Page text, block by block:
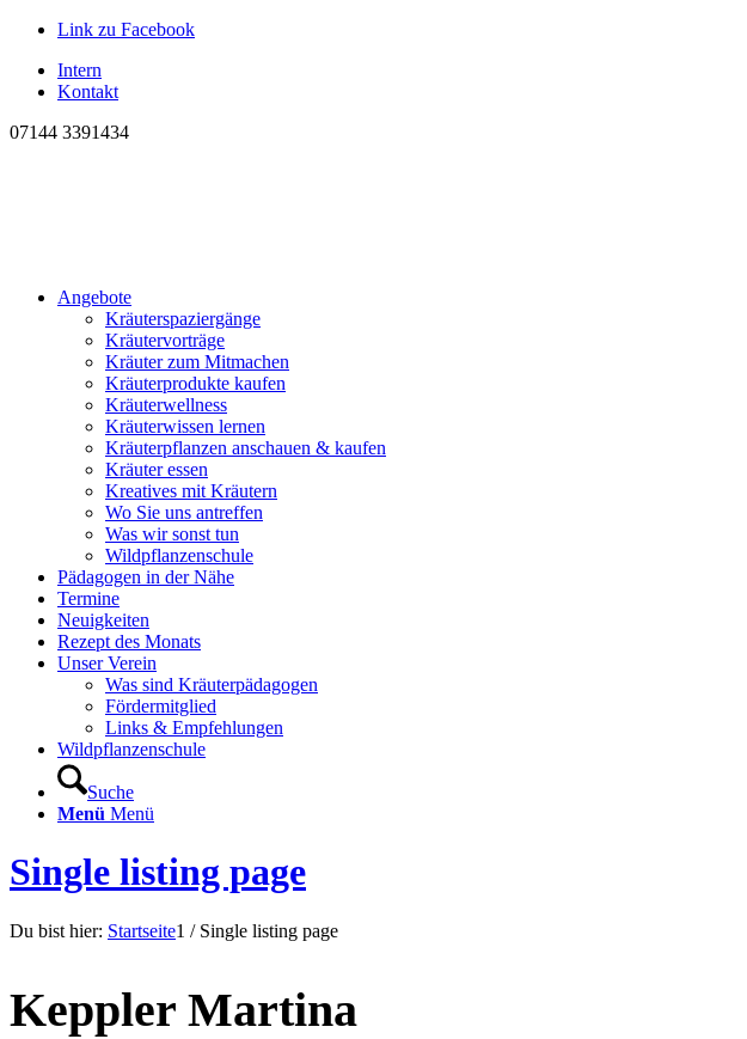
Link zu Facebook
Intern
Kontakt
07144 3391434
Angebote
Kräuterspaziergänge
Kräutervorträge
Kräuter zum Mitmachen
Kräuterprodukte kaufen
Kräuterwellness
Kräuterwissen lernen
Kräuterpflanzen anschauen & kaufen
Kräuter essen
Kreatives mit Kräutern
Wo Sie uns antreffen
Was wir sonst tun
Wildpflanzenschule
Pädagogen in der Nähe
Termine
Neuigkeiten
Rezept des Monats
Unser Verein
Was sind Kräuterpädagogen
Fördermitglied
Links & Empfehlungen
Wildpflanzenschule
Suche
Menü Menü
Single listing page
Du bist hier: Startseite1 / Single listing page
Keppler Martina